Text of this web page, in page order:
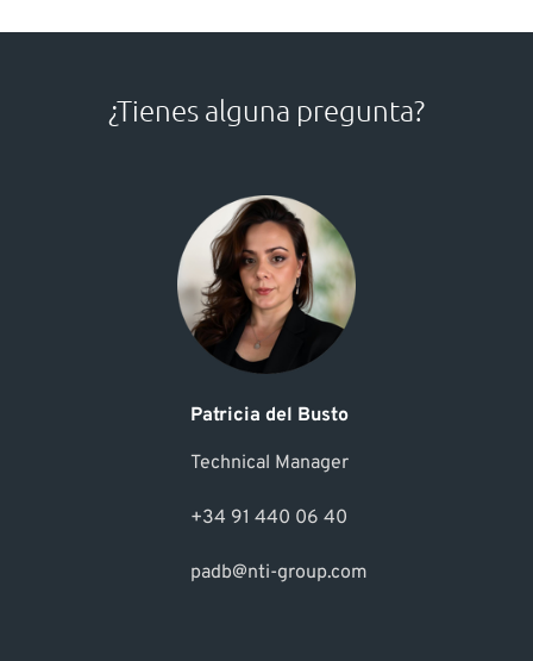
¿Tienes alguna pregunta?
Patricia del Busto
Technical Manager
+34 91 440 06 40
padb@nti-group.com